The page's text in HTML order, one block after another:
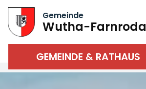
Gemeinde
Wutha-Farnroda
GEMEINDE & RATHAUS